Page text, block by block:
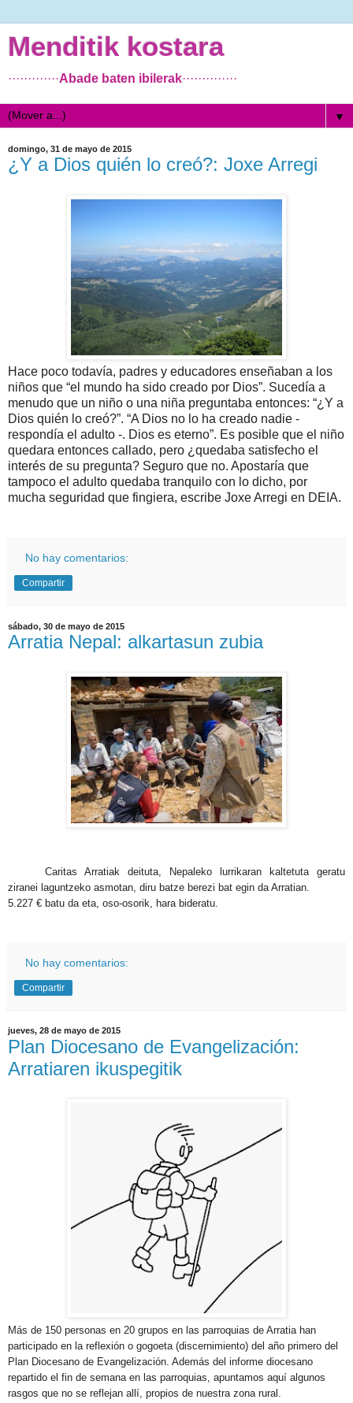
Menditik kostara
·············Abade baten ibilerak··············
▼
domingo, 31 de mayo de 2015
¿Y a Dios quién lo creó?: Joxe Arregi
Hace poco todavía, padres y educadores enseñaban a los
niños que “el mundo ha sido creado por Dios”. Sucedía a
menudo que un niño o una niña preguntaba entonces: “¿Y a
Dios quién lo creó?”. “A Dios no lo ha creado nadie -
respondía el adulto -. Dios es eterno”. Es posible que el niño
quedara entonces callado, pero ¿quedaba satisfecho el
interés de su pregunta? Seguro que no. Apostaría que
tampoco el adulto quedaba tranquilo con lo dicho, por
mucha seguridad que fingiera, escribe Joxe Arregi en DEIA.
No hay comentarios:
Compartir
sábado, 30 de mayo de 2015
Arratia Nepal: alkartasun zubia
Caritas Arratiak deituta, Nepaleko lurrikaran kaltetuta geratu
ziranei laguntzeko asmotan, diru batze berezi bat egin da Arratian.
5.227 € batu da eta, oso-osorik, hara bideratu.
No hay comentarios:
Compartir
jueves, 28 de mayo de 2015
Plan Diocesano de Evangelización:
Arratiaren ikuspegitik
Más de 150 personas en 20 grupos en las parroquias de Arratia han
participado en la reflexión o gogoeta (discernimiento) del año primero del
Plan Diocesano de Evangelización. Además del informe diocesano
repartido el fin de semana en las parroquias, apuntamos aquí algunos
rasgos que no se reflejan allí, propios de nuestra zona rural.